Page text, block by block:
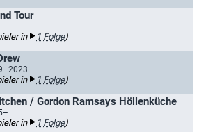
Tour
in 1 Folge)
in 1 Folge)
/ Gordon Ramsays Höllenküche
in 1 Folge)